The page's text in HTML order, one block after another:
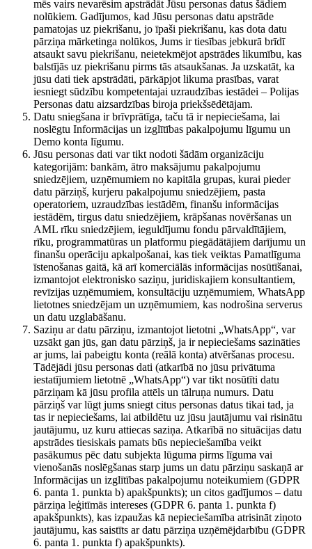
mēs vairs nevarēsim apstrādāt Jūsu personas datus šādiem
nolūkiem. Gadījumos, kad Jūsu personas datu apstrāde
pamatojas uz piekrišanu, jo īpaši piekrišanu, kas dota datu
pārziņa mārketinga nolūkos, Jums ir tiesības jebkurā brīdī
atsaukt savu piekrišanu, neietekmējot apstrādes likumību, kas
balstījās uz piekrišanu pirms tās atsaukšanas. Ja uzskatāt, ka
jūsu dati tiek apstrādāti, pārkāpjot likuma prasības, varat
iesniegt sūdzību kompetentajai uzraudzības iestādei – Polijas
Personas datu aizsardzības biroja priekšsēdētājam.
Datu sniegšana ir brīvprātīga, taču tā ir nepieciešama, lai
noslēgtu Informācijas un izglītības pakalpojumu līgumu un
Demo konta līgumu.
Jūsu personas dati var tikt nodoti šādām organizāciju
kategorijām: bankām, ātro maksājumu pakalpojumu
sniedzējiem, uzņēmumiem no kapitāla grupas, kurai pieder
datu pārziņš, kurjeru pakalpojumu sniedzējiem, pasta
operatoriem, uzraudzības iestādēm, finanšu informācijas
iestādēm, tirgus datu sniedzējiem, krāpšanas novēršanas un
AML rīku sniedzējiem, ieguldījumu fondu pārvaldītājiem,
rīku, programmatūras un platformu piegādātājiem darījumu un
finanšu operāciju apkalpošanai, kas tiek veiktas Pamatlīguma
īstenošanas gaitā, kā arī komerciālās informācijas nosūtīšanai,
izmantojot elektronisko saziņu, juridiskajiem konsultantiem,
revīzijas uzņēmumiem, konsultāciju uzņēmumiem, WhatsApp
lietotnes sniedzējam un uzņēmumiem, kas nodrošina serverus
un datu uzglabāšanu.
Saziņu ar datu pārziņu, izmantojot lietotni „WhatsApp“, var
uzsākt gan jūs, gan datu pārziņš, ja ir nepieciešams sazināties
ar jums, lai pabeigtu konta (reālā konta) atvēršanas procesu.
Tādējādi jūsu personas dati (atkarībā no jūsu privātuma
iestatījumiem lietotnē „WhatsApp“) var tikt nosūtīti datu
pārziņam kā jūsu profila attēls un tālruņa numurs. Datu
pārziņš var lūgt jums sniegt citus personas datus tikai tad, ja
tas ir nepieciešams, lai atbildētu uz jūsu jautājumu vai risinātu
jautājumu, uz kuru attiecas saziņa. Atkarībā no situācijas datu
apstrādes tiesiskais pamats būs nepieciešamība veikt
pasākumus pēc datu subjekta lūguma pirms līguma vai
vienošanās noslēgšanas starp jums un datu pārziņu saskaņā ar
Informācijas un izglītības pakalpojumu noteikumiem (GDPR
6. panta 1. punkta b) apakšpunkts); un citos gadījumos – datu
pārziņa leģitīmās intereses (GDPR 6. panta 1. punkta f)
apakšpunkts), kas izpaužas kā nepieciešamība atrisināt ziņoto
jautājumu, kas saistīts ar datu pārziņa uzņēmējdarbību (GDPR
6. panta 1. punkta f) apakšpunkts).